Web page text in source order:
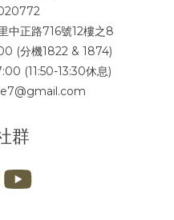
中正路716號12樓之8
(分機1822 & 1874)
(11:50-13:30休息)
群